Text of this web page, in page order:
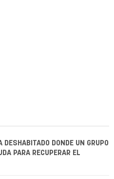
DESHABITADO DONDE UN GRUPO
PARA RECUPERAR EL